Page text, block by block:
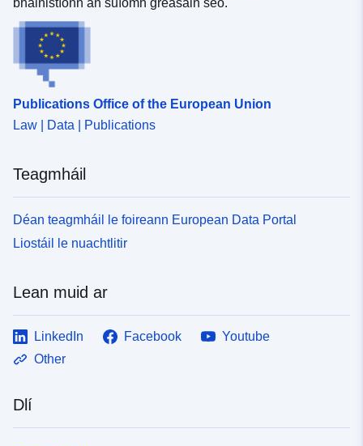
bhainistíonn an suíomh gréasáin seo.
Publications Office of the European Union
Law | Data | Publications
Teagmháil
Déan teagmháil le foireann European Data Portal
Liostáil le nuachtlitir
Lean muid ar
LinkedIn Facebook
Youtube
Other
Dlí